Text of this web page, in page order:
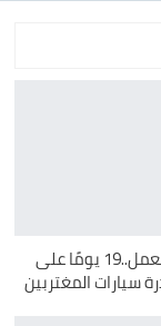
لا نيه لمد العمل..19 يومًا على
سيارات المغتربين